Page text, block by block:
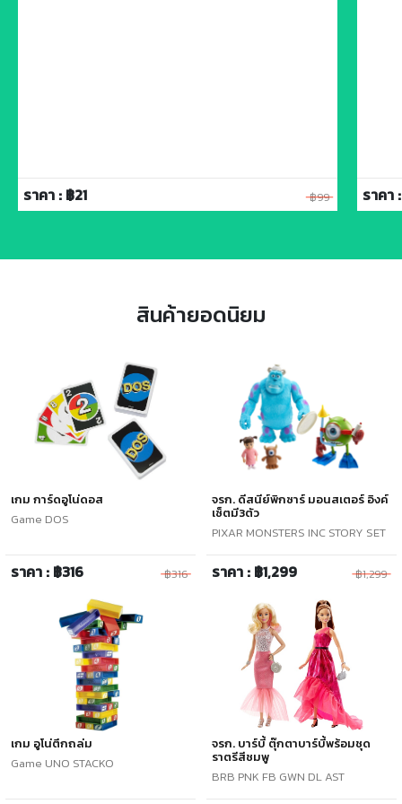
ราคา : ฿21 ฿99 ราคา
สินค้ายอดนิยม
เกม การ์ดอูโน่ดอส
Game DOS
ราคา : ฿316 ฿316
จรก. ดีสนีย์พิกซาร์ มอนสเตอร์ อิงค์
เซ็ตมี3ตัว
PIXAR MONSTERS INC STORY SET
ราคา : ฿1,299 ฿1,299
เกม อูโน่ตึกถล่ม
Game UNO STACKO
จรก. บาร์บี้ ตุ๊กตาบาร์บี้พร้อมชุด
ราตรีสีชมพู
BRB PNK FB GWN DL AST